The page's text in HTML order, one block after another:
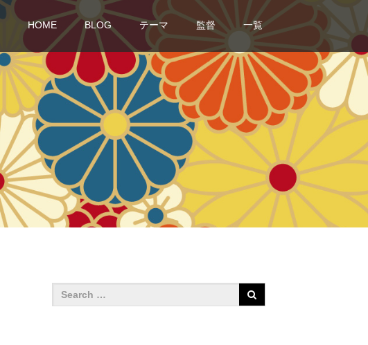
HOME BLOG テーマ 監督 一覧